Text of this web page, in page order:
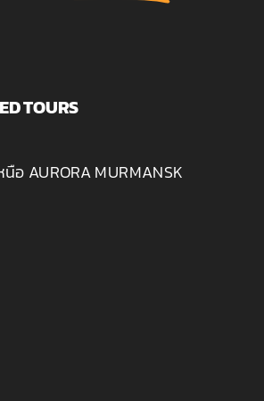
TOURS
อ AURORA MURMANSK